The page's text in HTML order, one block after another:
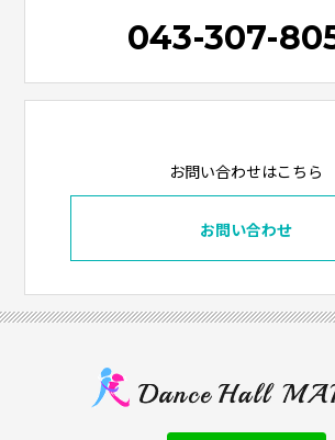
043-307-
お問い合わせはこちら
お問い合わせ